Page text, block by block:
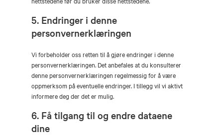
5. Endringer i denne
personvernerklæringen
Vi forbeholder oss retten til å gjøre endringer i denne
personvernerklæringen. Det anbefales at du konsulterer
denne personvernerklæringen regelmessig for å være
oppmerksom på eventuelle endringer. I tillegg vil vi aktivt
informere deg der det er mulig.
6. Få tilgang til og endre dataene
dine